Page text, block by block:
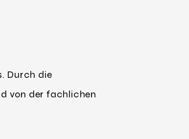
Durch die
von der fachlichen